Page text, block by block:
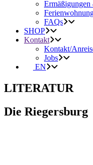
Ermäßigungen
FAQs
SHOP
Kontakt
Kontakt/
Jobs
EN
LITERATUR
Die Riegersburg